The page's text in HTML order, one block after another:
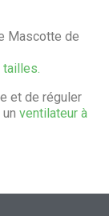
Mascotte de
tailles.
et de réguler
ventilateur à